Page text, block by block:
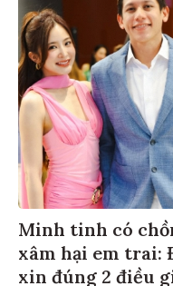
Minh tinh có
xâm hại em trai:
xin đúng 2 điều